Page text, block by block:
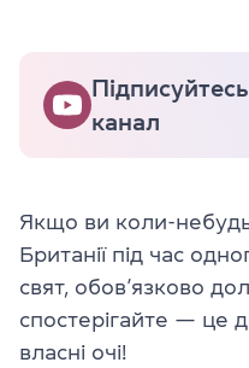
канал
Якщо ви коли-
Британії під час
свят, обов’язково
спостерігайте — це
власні очі!